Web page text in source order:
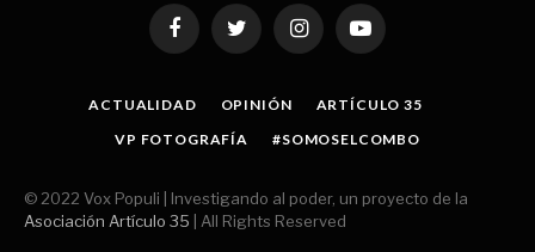
FacebookTwitter InstagramYouTube
ACTUALIDAD OPINIÓN
ARTÍCULO 35
VP FOTOGRAFÍA
#SOMOSELCOMBO
© 2022 Vox Populi | Investigando al poder, un proyecto de la
Asociación Artículo 35 | All Rights Reserved